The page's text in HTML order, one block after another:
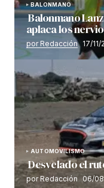
BALONMANO
Balonmano
aplaca los
por Redacción 17/
AUTOMOVILISMO
Desvelado el
por Redacción 06/